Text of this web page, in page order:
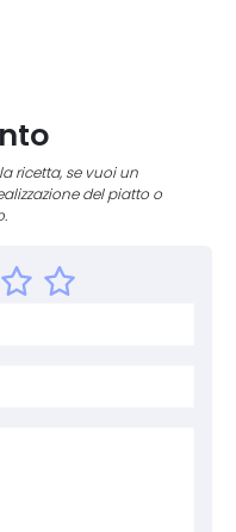
ricetta, se vuoi un
del piatto o